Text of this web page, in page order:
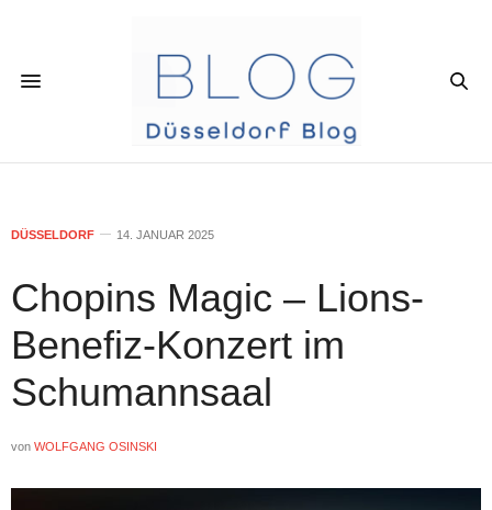
DÜSSELDORF 14. JANUAR 2025
Chopins Magic – Lions-
Benefiz-Konzert im
Schumannsaal
von WOLFGANG OSINSKI